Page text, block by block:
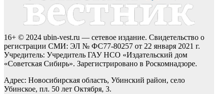
16+ © 2024 ubin-vest.ru — сетевое издание. Свидетельство о
регистрации СМИ: ЭЛ № ФС77-80257 от 22 января 2021 г.
Учредитель: Учредитель ГАУ НСО «Издательский дом
«Советская Сибирь». Зарегистрировано в Роскомнадзоре.
Адрес: Новосибирская область, Убинский район, село
Убинское, пл. 50 лет Октября, 3.